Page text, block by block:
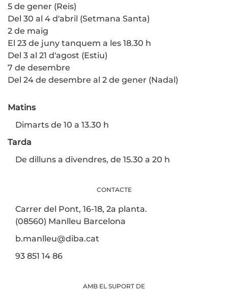
5 de gener (Reis)
Del 30 al 4 d'abril (Setmana Santa)
2 de maig
El 23 de juny tanquem a les 18.30 h
Del 3 al 21 d'agost (Estiu)
7 de desembre
Del 24 de desembre al 2 de gener (Nadal)
Matins
Dimarts de 10 a 13.30 h
Tarda
De dilluns a divendres, de 15.30 a 20 h
CONTACTE
Carrer del Pont, 16-18, 2a planta.
(08560) Manlleu Barcelona
b.manlleu@diba.cat
93 851 14 86
AMB EL SUPORT DE